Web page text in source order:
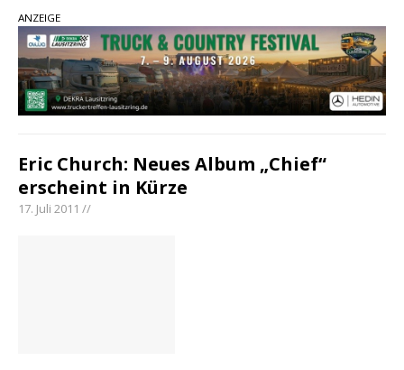
ANZEIGE
Eric Church: Neues Album „Chief“
erscheint in Kürze
17. Juli 2011 //